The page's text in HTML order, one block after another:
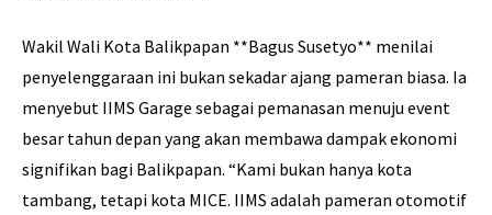
Wakil Wali Kota Balikpapan **Bagus Susetyo** menilai
penyelenggaraan ini bukan sekadar ajang pameran biasa. Ia
menyebut IIMS Garage sebagai pemanasan menuju event
besar tahun depan yang akan membawa dampak ekonomi
signifikan bagi Balikpapan. “Kami bukan hanya kota
tambang, tetapi kota MICE. IIMS adalah pameran otomotif